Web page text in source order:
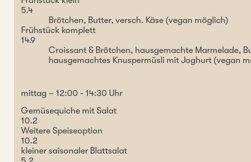
5.4
Brötchen, Butter, versch. Käse (vegan möglich)
Frühstück komplett
14.9
Croissant & Brötchen, hausgemachte Marmelade,
hausgemachtes Knuspermüsli mit Joghurt (vegan
mittag – 12:00 - 14:30 Uhr
Gemüsequiche mit Salat
10.2
Weitere Speiseoption
10.2
kleiner saisonaler Blattsalat